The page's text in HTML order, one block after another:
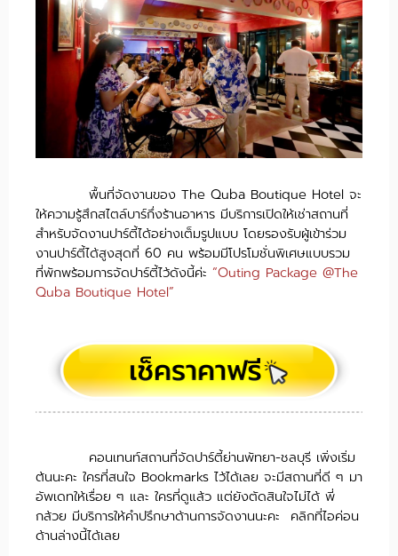
พื้นที่จัดงานของ The Quba Boutique Hotel จะ
ให้ความรู้สึกสไตล์บาร์กึ่งร้านอาหาร มีบริการเปิดให้เช่าสถานที่
สำหรับจัดงานปาร์ตี้ได้อย่างเต็มรูปแบบ โดยรองรับผู้เข้าร่วม
งานปาร์ตี้ได้สูงสุดที่ 60 คน พร้อมมีโปรโมชั่นพิเศษแบบรวม
ที่พักพร้อมการจัดปาร์ตี้ไว้ดังนี้ค่ะ “Outing Package @The
Quba Boutique Hotel”
คอนเทนท์สถานที่จัดปาร์ตี้ย่านพัทยา-ชลบุรี เพิ่งเริ่ม
ต้นนะคะ ใครที่สนใจ Bookmarks ไว้ได้เลย จะมีสถานที่ดี ๆ มา
อัพเดทให้เรื่อย ๆ และ ใครที่ดูแล้ว แต่ยังตัดสินใจไม่ได้ พี่
กล้วย มีบริการให้คำปรึกษาด้านการจัดงานนะคะ คลิกที่ไอค่อน
ด้านล่างนี้ได้เลย